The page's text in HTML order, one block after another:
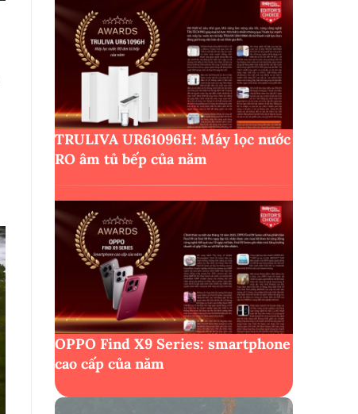
TRULIVA UR61096H: Máy lọc nước
RO âm tủ bếp của năm
OPPO Find X9 Series: smartphone
cao cấp của năm